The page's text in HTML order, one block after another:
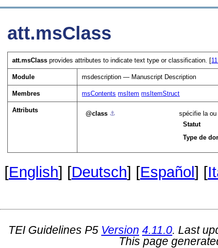
att.msClass
att.msClass provides attributes to indicate text type or classification. [
Module msdescription — Manuscript Description
Membres msContents msItem msItemStruct
Attributs class ⚓︎
spécifie la
Statut
Type de
[English] [Deutsch] [Español] [
TEI Guidelines P5 Version 4.11.0. Last
This page